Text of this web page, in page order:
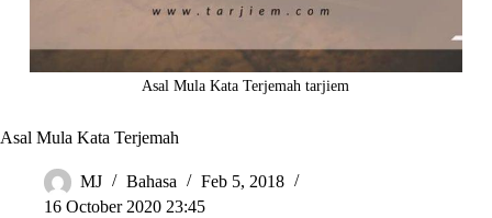
Asal Mula Kata Terjemah tarjiem
Asal Mula Kata Terjemah
MJ Bahasa
Feb 5, 2018
16 October 2020 23:45